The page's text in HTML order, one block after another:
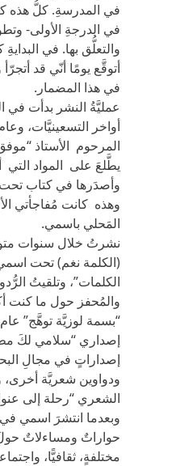
في المدرسةِ. كلُّ هذه
في الدرجةِ الأولى-
والتعلُّق بها. في
أتوقَّع يومًا أنّي قد
في هذا المضمار.
عمليَّةُ النشر بدأت في
المرحوم الأستاذ
يطَّلعَ على المواد
وأصدَرها في كتاب
وهذه كانت مُفاجأتي
المَحلي باسمي.
نشرتُ خلال سنوات
(الكلمة نغم) تحت
الكلمات”، وتلقيتُ
والمُحفز حول ما كنت
إصداري “سلامي لكَ
إصداراتٍ في مجالِ
الشعري “رحلة إلى
وبعدما انتشرَ اسمي
حواراتٌ ومساءلاتٌ حولَ
مختلفةٍ، ثقافيًّا،